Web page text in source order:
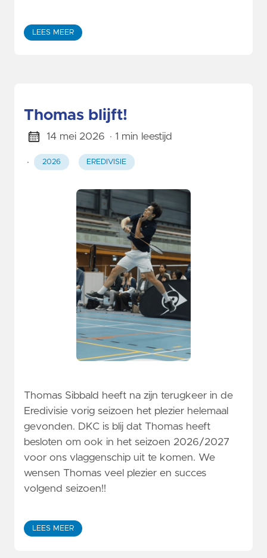
LEES MEER
Thomas blijft!
14 mei 2026 · 1 min leestijd
· 2026 EREDIVISIE
Thomas Sibbald heeft na zijn terugkeer in de
Eredivisie vorig seizoen het plezier helemaal
gevonden. DKC is blij dat Thomas heeft
besloten om ook in het seizoen 2026/2027
voor ons vlaggenschip uit te komen. We
wensen Thomas veel plezier en succes
volgend seizoen!!
LEES MEER